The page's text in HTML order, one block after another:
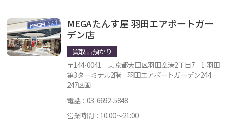
MEGAたんす屋 羽田エアポートガー
デン店
買取品預かり
〒144-0041 東京都大田区羽田空港2丁目7－1 羽田
第3ターミナル2階 羽田エアポートガーデン244‐
247区画
電話：03-6692-5848
営業時間：10:00～21:00